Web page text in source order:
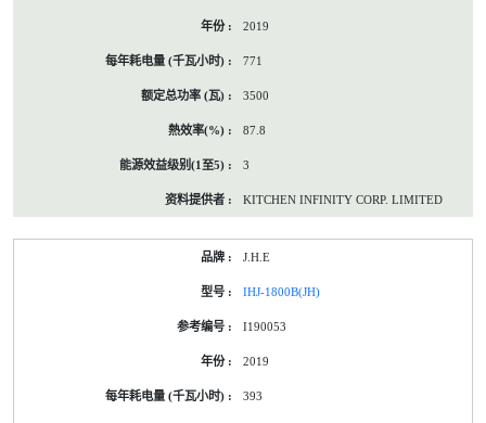
2019
771
3500
87.8
3
KITCHEN INFINITY CORP. LIMITED
J.H.E
IHJ-1800B(JH)
I190053
2019
393